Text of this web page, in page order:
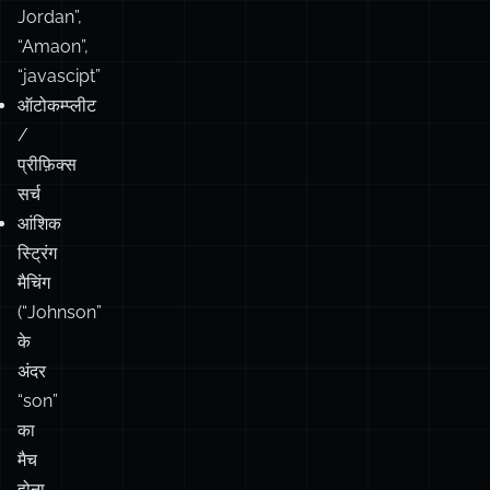
Jordan”,
“Amaon”,
“javascipt”
ऑटोकम्प्लीट
/
प्रीफ़िक्स
सर्च
आंशिक
स्ट्रिंग
मैचिंग
(“Johnson”
के
अंदर
“son”
का
मैच